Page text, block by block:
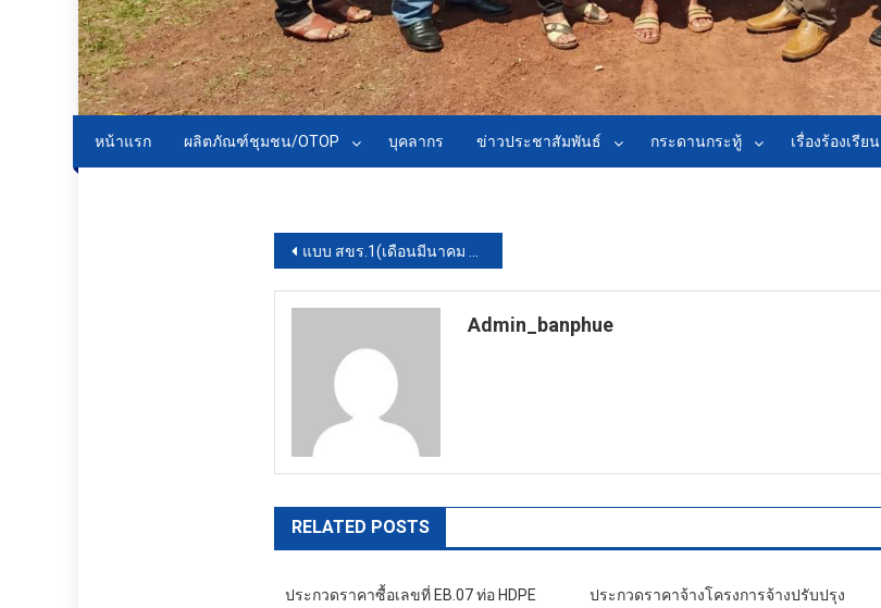
หน้าแรก ผลิตภัณฑ์ชุมชน/OTOP บุคลากร ข่าวประชาสัมพันธ์ กระดานกระทู้ เรื่องร้องเรียน
แนะแนว
เรื่อง
แบบ สขร.1(เดือนมีนาคม 2568)
Admin_banphue
RELATED POSTS
ประกวดราคาซื้อเลขที่ EB.07 ท่อ HDPE
ประกวดราคาจ้างโครงการจ้างปรับปรุง